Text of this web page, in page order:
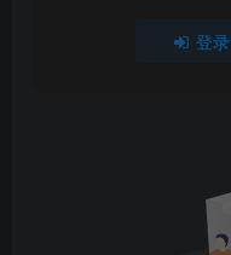
登录